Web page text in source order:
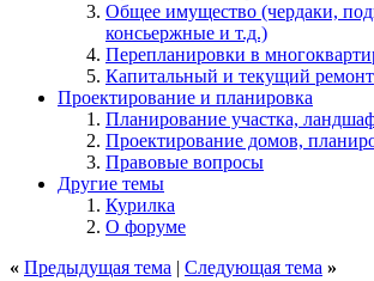
Общее имущество (чердаки,
консьержные и т.д.)
Перепланировки в
Капитальный и текущий ремонт
Проектирование и планировка
Планирование участка,
Проектирование домов,
Правовые вопросы
Другие темы
Курилка
О форуме
« Предыдущая тема | Следующая тема »